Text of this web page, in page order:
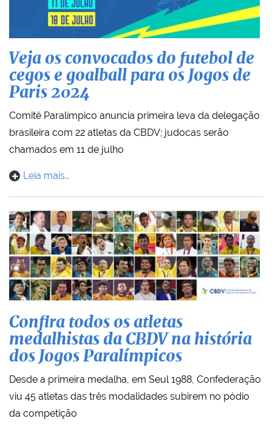
Veja os convocados do futebol de
cegos e goalball para os Jogos de
Paris 2024
Comitê Paralímpico anuncia primeira leva da delegação
brasileira com 22 atletas da CBDV; judocas serão
chamados em 11 de julho
Leia mais…
Confira todos os atletas
medalhistas da CBDV na história
dos Jogos Paralímpicos
Desde a primeira medalha, em Seul 1988, Confederação
viu 45 atletas das três modalidades subirem no pódio
da competição